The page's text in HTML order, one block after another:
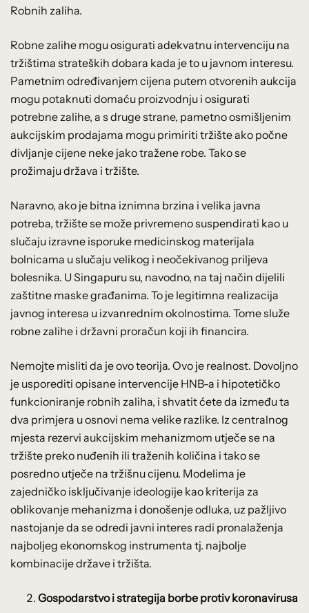
Robnih zaliha.
Robne zalihe mogu osigurati adekvatnu intervenciju na
tržištima strateških dobara kada je to u javnom interesu.
Pametnim određivanjem cijena putem otvorenih aukcija
mogu potaknuti domaću proizvodnju i osigurati
potrebne zalihe, a s druge strane, pametno osmišljenim
aukcijskim prodajama mogu primiriti tržište ako počne
divljanje cijene neke jako tražene robe. Tako se
prožimaju država i tržište.
Naravno, ako je bitna iznimna brzina i velika javna
potreba, tržište se može privremeno suspendirati kao u
slučaju izravne isporuke medicinskog materijala
bolnicama u slučaju velikog i neočekivanog priljeva
bolesnika. U Singapuru su, navodno, na taj način dijelili
zaštitne maske građanima. To je legitimna realizacija
javnog interesa u izvanrednim okolnostima. Tome služe
robne zalihe i državni proračun koji ih financira.
Nemojte misliti da je ovo teorija. Ovo je realnost. Dovoljno
je usporediti opisane intervencije HNB-a i hipotetičko
funkcioniranje robnih zaliha, i shvatit ćete da između ta
dva primjera u osnovi nema velike razlike. Iz centralnog
mjesta rezervi aukcijskim mehanizmom utječe se na
tržište preko nuđenih ili traženih količina i tako se
posredno utječe na tržišnu cijenu. Modelima je
zajedničko isključivanje ideologije kao kriterija za
oblikovanje mehanizma i donošenje odluka, uz pažljivo
nastojanje da se odredi javni interes radi pronalaženja
najboljeg ekonomskog instrumenta tj. najbolje
kombinacije države i tržišta.
Gospodarstvo i strategija borbe protiv koronavirusa